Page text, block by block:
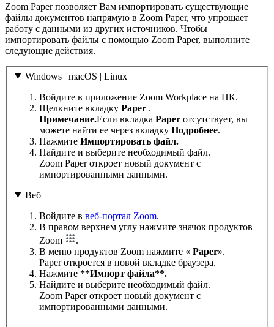
Zoom Paper позволяет Вам импортировать существующие
файлы документов напрямую в Zoom Paper, что упрощает
работу с данными из других источников. Чтобы
импортировать файлы с помощью Zoom Paper, выполните
следующие действия.
Windows | macOS | Linux
Войдите в приложение Zoom Workplace на ПК.
Щелкните вкладку Paper .
Примечание.Если вкладка Paper отсутствует, вы
можете найти ее через вкладку Подробнее.
Нажмите Импортировать файл.
Найдите и выберите необходимый файл.
Zoom Paper откроет новый документ с
импортированными данными.
Веб
Войдите в веб-портал Zoom.
В правом верхнем углу нажмите значок продуктов
Zoom
.
В меню продуктов Zoom нажмите « Paper».
Paper откроется в новой вкладке браузера.
Нажмите **Импорт файла**.
Найдите и выберите необходимый файл.
Zoom Paper откроет новый документ с
импортированными данными.